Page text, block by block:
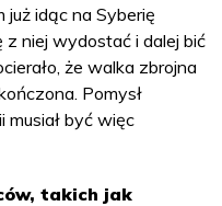
już idąc na Syberię
z niej wydostać i dalej bić
że walka zbrojna
Pomysł
być więc
takich jak